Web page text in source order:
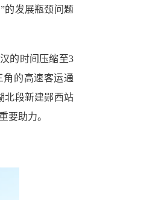
的发展瓶颈问题
的时间压缩至3
的高速客运通
北段新建郧西站
要助力。